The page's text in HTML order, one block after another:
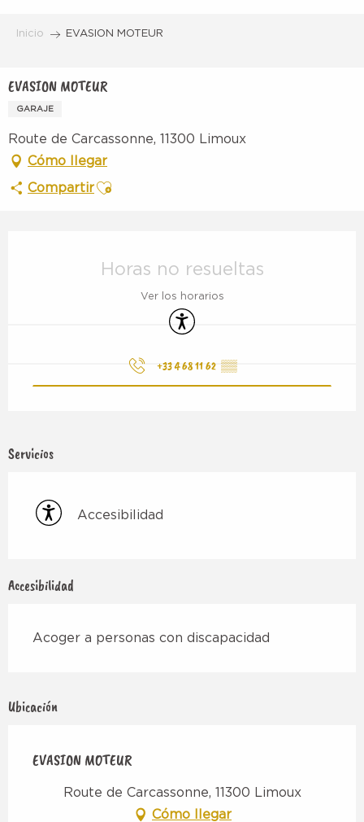
Inicio EVASION MOTEUR
EVASION MOTEUR
GARAJE
Route de Carcassonne, 11300 Limoux
Cómo llegar
CompartirAjouter aux favoris
Horas no resueltas
Ver los horarios
Accesibilidad
+33 4 68 11 62 ▒▒
Servicios
Accesibilidad
Accesibilidad
Acoger a personas con discapacidad
Ubicación
EVASION MOTEUR
Route de Carcassonne, 11300 Limoux
Cómo llegar